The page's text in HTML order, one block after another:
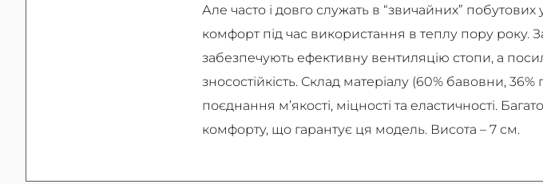
Але часто і довго служать в “звичайних”
комфорт під час використання в теплу пору
забезпечують ефективну вентиляцію стопи, а
зносостійкість. Склад матеріалу (60% бавовни,
поєднання м’якості, міцності та еластичності.
комфорту, що гарантує ця модель. Висота – 7 см.